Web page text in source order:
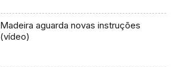
Madeira aguarda novas instruções
(vídeo)